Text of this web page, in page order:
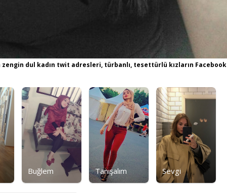
dul kadın twit adresleri, türbanlı, tesettürlü kızların Facebook
Buğlem Tanışalım Sevgi